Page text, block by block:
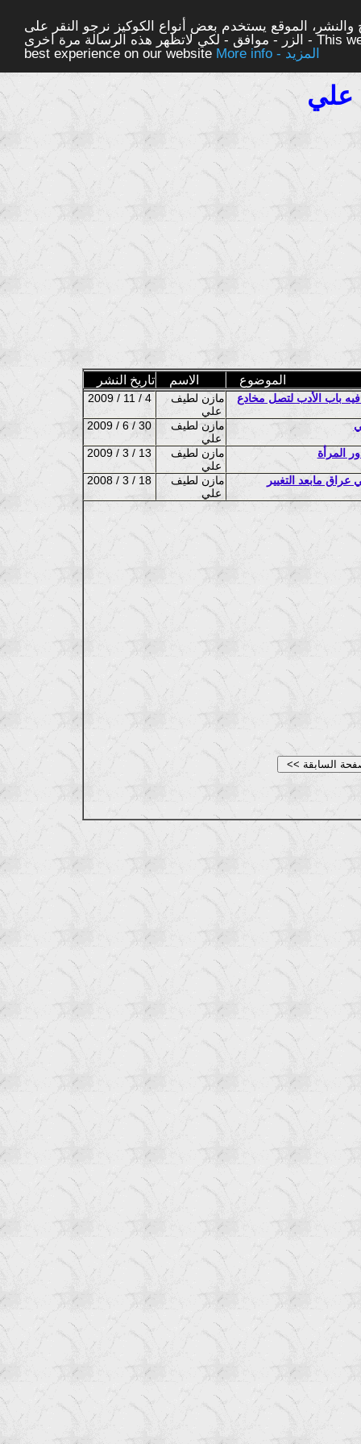
الموقع يستخدم بعض أنواع الكوكيز نرجو النقر على
الزر - موافق - لكي لاتظهر هذه الرسالة مرة اخرى - This website uses cookies to ensure you get the
best experience on our website
More info - المزيد
علي
تاريخ النشر الاسم الموضوع
2009 / 11 / 4
مازن لطيف
فيه باب الأدب لتصل مخادع
2009 / 6 / 30
مازن لطيف
علي
2009 / 3 / 13
مازن لطيف
علي
المرأة
2008 / 3 / 18
مازن لطيف
مابعد التغيير